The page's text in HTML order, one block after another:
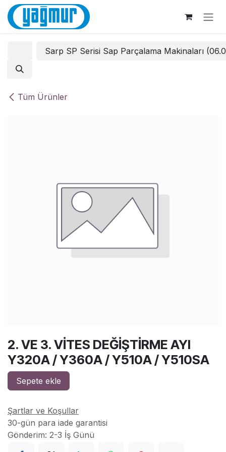
İçereği Atla
Tüm Ürünler
Sarp SP Serisi Sap Parçalama Makinaları
2. VE 3. VİTES DEĞİŞTİRME AYI
Y320A / Y360A / Y510A / Y510SA
Sepete ekle
Şartlar ve Koşullar
30-gün para iade garantisi
Gönderim: 2-3 İş Günü